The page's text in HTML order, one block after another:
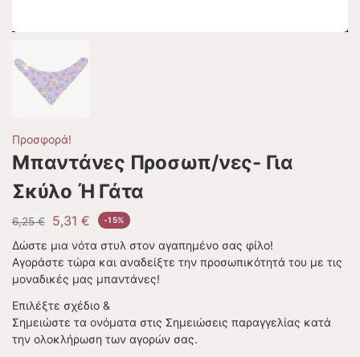
Προσφορά!
Μπαντάνες Προσωπ/νες- Για
Σκύλο Ή Γάτα
6,25€ 5,31 € -15%
Δώστε μια νότα στυλ στον αγαπημένο σας φίλο!
Αγοράστε τώρα και αναδείξτε την προσωπικότητά του με τις
μοναδικές μας μπαντάνες!
Επιλέξτε σχέδιο &
Σημειώστε τα ονόματα στις Σημειώσεις παραγγελίας κατά
την ολοκλήρωση των αγορών σας.